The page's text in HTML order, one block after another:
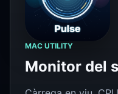
MAC UTILITY
Monitor del